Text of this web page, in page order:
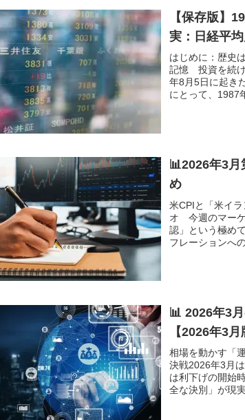
【保存版】
実：日経平
はじめに：歴史
記憶 投資を続け
年8月5日に起き
にとって、1987
📊2026年3
め
米CPIと「米イ
オ 今週のマーケ
認」という極め
フレーションへ
📊 2026年3
【2026年3月
相場を動かす「
決戦2026年3月
は利下げの開始
全な決別」が現